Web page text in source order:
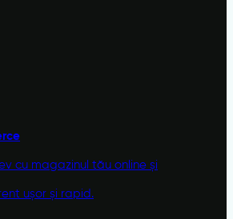
cu magazinul tău online și
ușor și rapid.